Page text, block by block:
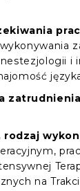
i
na